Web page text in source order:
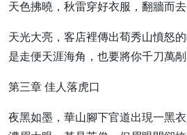
天色拂曉，秋雷穿好衣服，翻牆而去
天光大亮，客店裡傳出荀秀山憤怒
是走便天涯海角，也要將你千刀萬剮
第三章 佳人落虎口
夜黑如墨，華山腳下官道出現一黑